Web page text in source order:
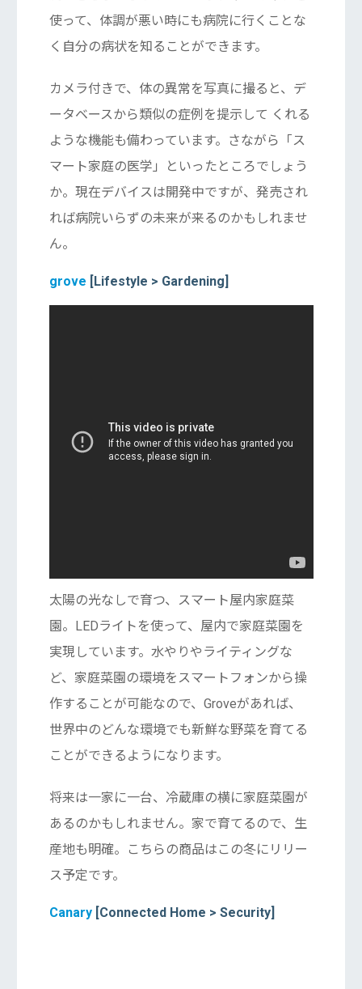
使って、体調が悪い時にも病院に行くことな
く自分の病状を知ることができます。
カメラ付きで、体の異常を写真に撮ると、デ
ータベースから類似の症例を提示して くれる
ような機能も備わっています。さながら「ス
マート家庭の医学」といったところでしょう
か。現在デバイスは開発中ですが、発売され
れば病院いらずの未来が来るのかもしれませ
ん。
grove [Lifestyle > Gardening]
太陽の光なしで育つ、スマート屋内家庭菜
園。LEDライトを使って、屋内で家庭菜園を
実現しています。水やりやライティングな
ど、家庭菜園の環境をスマートフォンから操
作することが可能なので、Groveがあれば、
世界中のどんな環境でも新鮮な野菜を育てる
ことができるようになります。
将来は一家に一台、冷蔵庫の横に家庭菜園が
あるのかもしれません。家で育てるので、生
産地も明確。こちらの商品はこの冬にリリー
ス予定です。
Canary[Connected Home > Security]